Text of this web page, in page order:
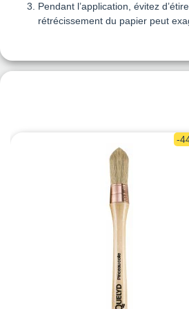
Pendant l’application, évitez
rétrécissement du papier peut
-